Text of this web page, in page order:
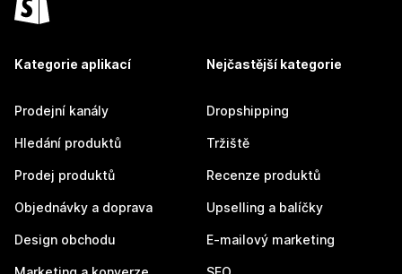
Kategorie aplikací
Prodejní kanály
Hledání produktů
Prodej produktů
Objednávky a doprava
Design obchodu
Nejčastější kategorie
Dropshipping
Tržiště
Recenze produktů
Upselling a balíčky
E-mailový marketing